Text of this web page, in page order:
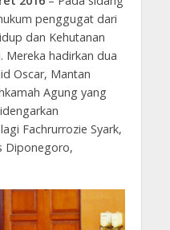
penggugat dari
dan Kehutanan
Mereka hadirkan dua
Oscar, Mantan
Agung yang
Fachrurrozie Syark,
Diponegoro,